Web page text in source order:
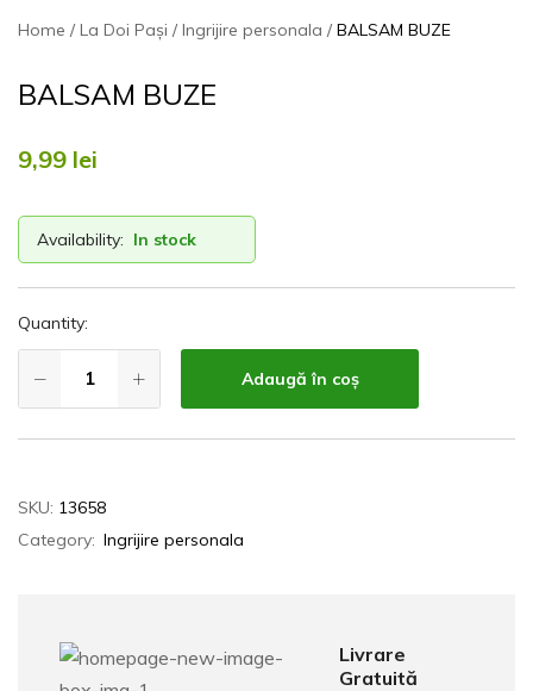
Home La Doi Pași Ingrijire personala BALSAM BUZE
BALSAM BUZE
9,99 lei
Availability: In stock
Quantity:
Adaugă în coș
SKU: 13658
Category: Ingrijire personala
Livrare
Gratuită